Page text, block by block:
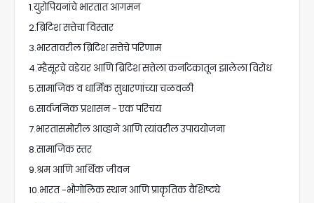
1.युरोपियनांचे भारतात आगमन
2.ब्रिटिश सत्तेचा विस्तार
3.भारतावरील ब्रिटिश सत्तेचे परिणाम
4.म्हैसूरचे वडेयर आणि ब्रिटिश सत्तेला कर्नाटकातून झालेला विरोध
5.सामाजिक व धार्मिक सुधारणांच्या चळवळी
6.सार्वजनिक प्रशासन - एक परिचय
7.भारतासमोरील आव्हाने आणि त्यांवरील उपाययोजना
8.सामाजिक स्तर
9.श्रम आणि आर्थिक जीवन
10.भारत -भौगोलिक स्थान आणि प्राकृतिक वैशिष्ट्ये